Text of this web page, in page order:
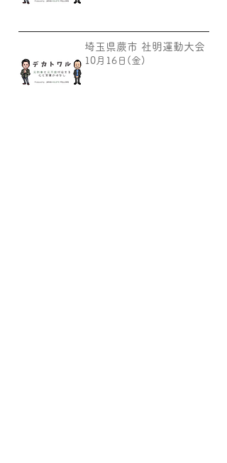
埼玉県蕨市 社明運動大会
10月16日(金)